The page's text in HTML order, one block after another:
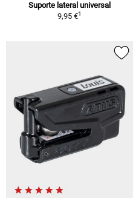
Suporte lateral universal
9,95 €1